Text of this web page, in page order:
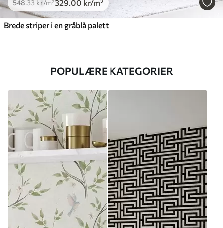
548.33kr/m²329.00 kr/m²
Brede striper i en gråblå palett
POPULÆRE KATEGORIER